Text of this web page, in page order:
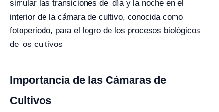
simular las transiciones del día y la noche en el
interior de la cámara de cultivo, conocida como
fotoperiodo, para el logro de los procesos biológicos
de los cultivos
Importancia de las Cámaras de
Cultivos